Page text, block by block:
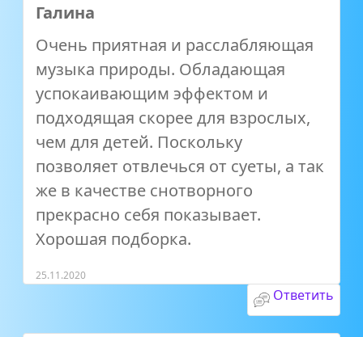
Галина
Очень приятная и расслабляющая
музыка природы. Обладающая
успокаивающим эффектом и
подходящая скорее для взрослых,
чем для детей. Поскольку
позволяет отвлечься от суеты, а так
же в качестве снотворного
прекрасно себя показывает.
Хорошая подборка.
25.11.2020
Ответить